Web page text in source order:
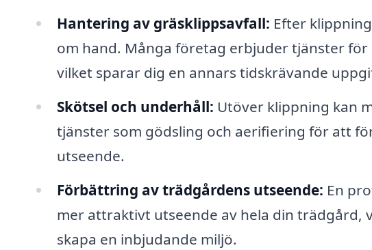
Hantering av gräsklippsavfall: Efter
om hand. Många företag erbjuder tjänster
vilket sparar dig en annars tidskrävande
Skötsel och underhåll: Utöver klippning kan
tjänster som gödsling och aerifiering för att
utseende.
Förbättring av trädgårdens utseende: En
mer attraktivt utseende av hela din trädgård,
skapa en inbjudande miljö.